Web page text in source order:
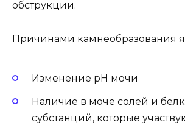
обструкции.
Причинами камнеобразования
Изменение рН мочи
Наличие в моче солей и
субстанций, которые